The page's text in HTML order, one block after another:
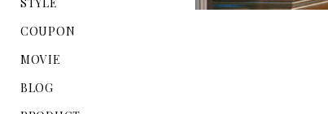
COUPON
MOVIE
BLOG